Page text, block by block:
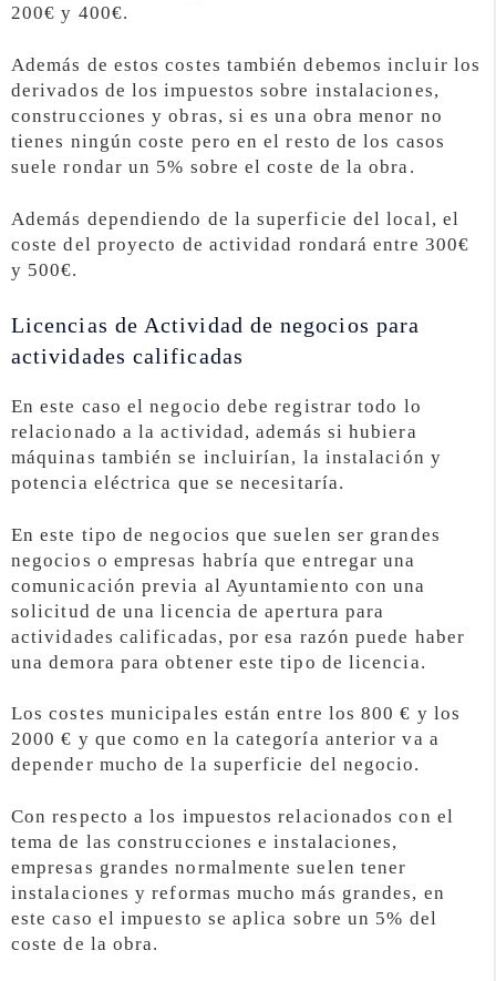
200€ y 400€.
Además de estos costes también debemos incluir los
derivados de los impuestos sobre instalaciones,
construcciones y obras, si es una obra menor no
tienes ningún coste pero en el resto de los casos
suele rondar un 5% sobre el coste de la obra.
Además dependiendo de la superficie del local, el
coste del proyecto de actividad rondará entre 300€
y 500€.
Licencias de Actividad de negocios para
actividades calificadas
En este caso el negocio debe registrar todo lo
relacionado a la actividad, además si hubiera
máquinas también se incluirían, la instalación y
potencia eléctrica que se necesitaría.
En este tipo de negocios que suelen ser grandes
negocios o empresas habría que entregar una
comunicación previa al Ayuntamiento con una
solicitud de una licencia de apertura para
actividades calificadas, por esa razón puede haber
una demora para obtener este tipo de licencia.
Los costes municipales están entre los 800 € y los
2000 € y que como en la categoría anterior va a
depender mucho de la superficie del negocio.
Con respecto a los impuestos relacionados con el
tema de las construcciones e instalaciones,
empresas grandes normalmente suelen tener
instalaciones y reformas mucho más grandes, en
este caso el impuesto se aplica sobre un 5% del
coste de la obra.